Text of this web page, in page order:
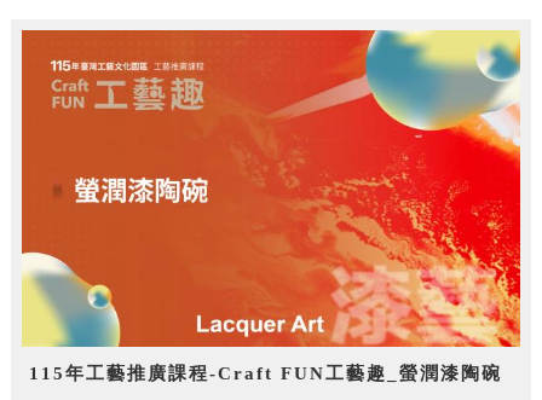
115年工藝推廣課程-Craft FUN工藝趣_螢潤漆陶碗